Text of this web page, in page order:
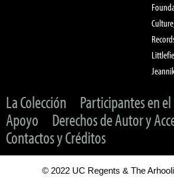
La Colección
Participantes en
Apoyo
Derechos de Autor y
Contactos y Créditos
© 2022 UC Regents & The